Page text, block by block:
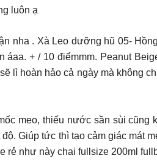
luôn ạ
. Xà Leo dưỡng hũ 05-
+ / 10 điểmmm. Peanut
sẽ lì hoàn hảo cả ngày mà
meo, thiếu nước sần sùi
Giúp tức thì tạo cảm giác mát
như này chai fullsize 200ml